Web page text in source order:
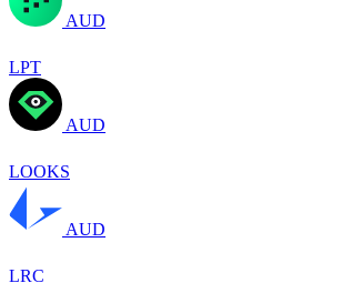
AUD
LPT
AUD
LOOKS
AUD
LRC